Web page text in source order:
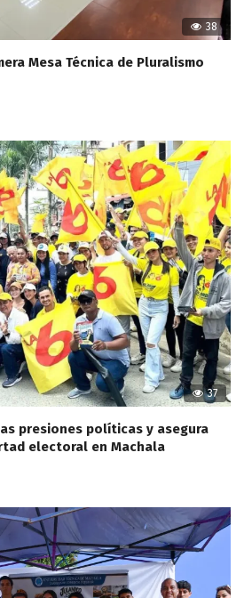
38
Mesa Técnica de Pluralismo
37
presiones políticas y asegura
electoral en Machala